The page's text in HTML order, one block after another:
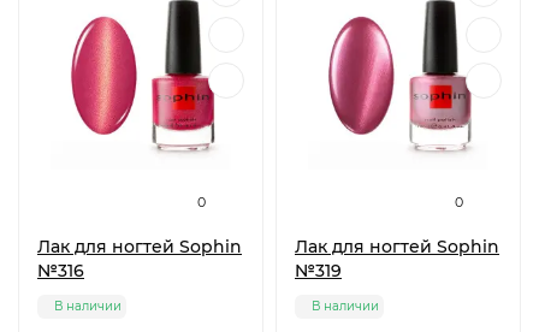
0
Лак для ногтей Sophin
№316
В наличии
0
Лак для ногтей Sophin
№319
В наличии